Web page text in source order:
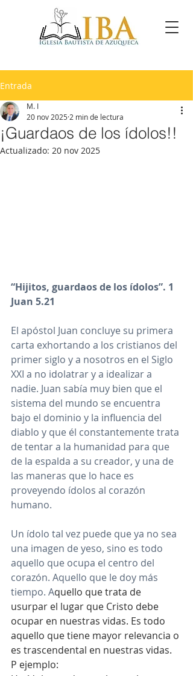
Entrada
¡Guardaos de los ídolos!!
M. I
20 nov 2025 2 min de lectura
Actualizado: 20 nov 2025
“Hijitos, guardaos de los ídolos”. 1
Juan 5.21
El apóstol Juan concluye su primera
carta exhortando a los cristianos del
primer siglo y a nosotros en el Siglo
XXI a no idolatrar y a idealizar a
nadie. Juan sabía muy bien que el
sistema del mundo se encuentra
bajo el dominio y la influencia del
diablo y que él constantemente trata
de tentar a la humanidad para que
de la espalda a su creador, y una de
las maneras que lo hace es
proveyendo ídolos al corazón
humano.
Un ídolo tal vez puede que ya no sea
una imagen de yeso, sino es todo
aquello que ocupa el centro del
corazón. Aquello que le doy más
tiempo. Aquello que trata de
usurpar el lugar que Cristo debe
ocupar en nuestras vidas. Es todo
aquello que tiene mayor relevancia o
es trascendental en nuestras vidas.
P ejemplo: